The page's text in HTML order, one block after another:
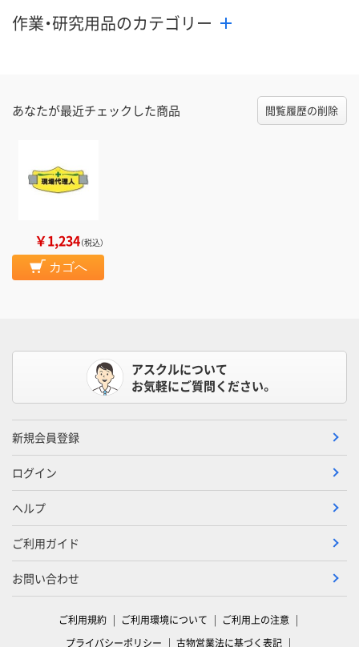
作業・研究用品のカテゴリー
あなたが最近チェックした商品 閲覧履歴の削除
￥1,234（税込）
カゴへ
アスクルについて
お気軽にご質問ください。
新規会員登録
ログイン
ヘルプ
ご利用ガイド
お問い合わせ
ご利用規約 ご利用環境について
ご利用上の注意
プライバシーポリシー
古物営業法に基づく表記